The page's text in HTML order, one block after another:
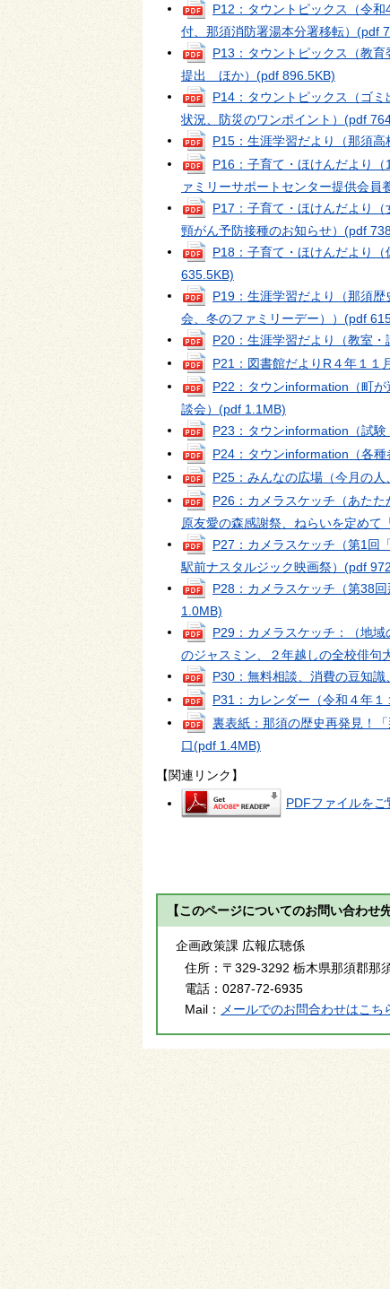
P12：タウントピックス（令
付、那須消防署湯本分署移転） (pdf
P13：タウントピックス（教
提出 ほか） (pdf 896.5KB)
P14：タウントピックス（ゴ
状況、防災のワンポイント） (pdf
P15：生涯学習だより（那須高
P16：子育て・ほけんだより
ァミリーサポートセンター提供会員
P17：子育て・ほけんだより
頸がん予防接種のお知らせ） (pdf
P18：子育て・ほけんだより
635.5KB)
P19：生涯学習だより（那須
会、冬のファミリーデー）） (pdf
P20：生涯学習だより（教室・
P21：図書館だよりR４年１１
P22：タウンinformation（町
談会） (pdf 1.1MB)
P23：タウンinformation（試験
P24：タウンinformation（各種
P25：みんなの広場（今月の人
P26：カメラスケッチ（あた
原友愛の森感謝祭、ねらいを定めて
P27：カメラスケッチ（第1回
駅前ナスタルジック映画祭） (pdf
P28：カメラスケッチ（第38
1.0MB)
P29：カメラスケッチ：（地
のジャスミン、２年越しの全校俳句
P30：無料相談、消費の豆知
P31：カレンダー（令和４年１
裏表紙：那須の歴史再発見！
口(pdf 1.4MB)
【関連リンク】
PDFファイルを
【このページについてのお問い合わせ先
企画政策課 広報広聴係
住所： 〒329-3292 栃木県那須郡那
電話： 0287-72-6935
Mail：
メールでのお問合わせはこち